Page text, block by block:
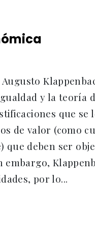
y la teoría
que se
de valor (como
que deben ser
por lo...